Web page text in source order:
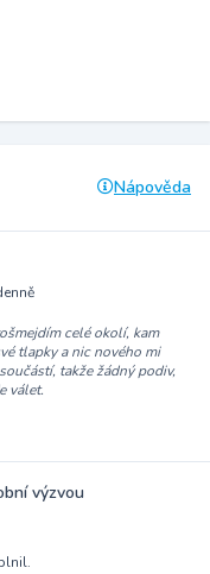
Nápověda
celé okolí, kam
tlapky a nic nového mi
takže žádný podiv,
válet.
výzvou